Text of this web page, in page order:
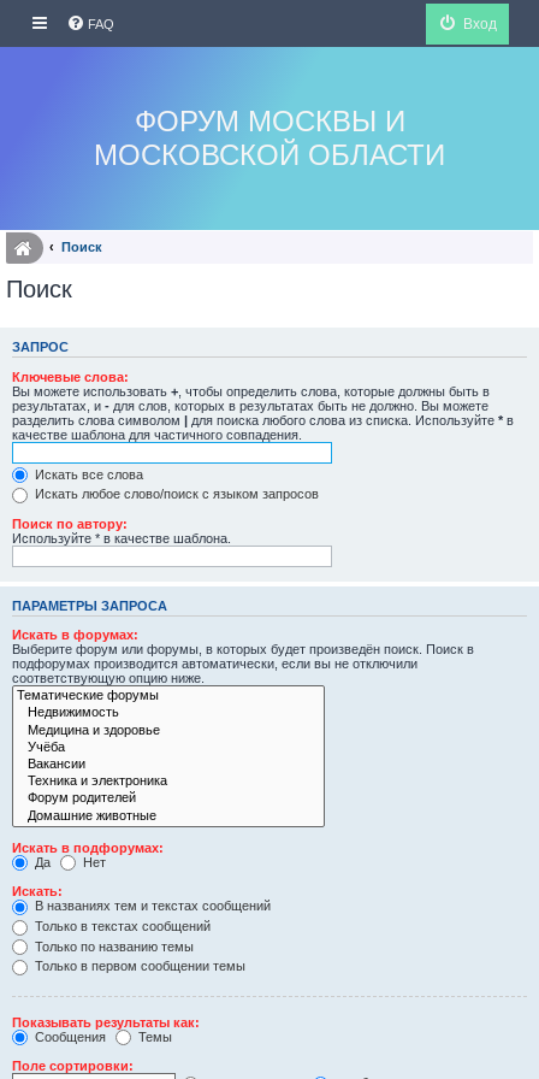
FAQ Вход
ФОРУМ МОСКВЫ И
МОСКОВСКОЙ ОБЛАСТИ
Поиск
Поиск
ЗАПРОС
Ключевые слова:
Вы можете использовать + , чтобы определить слова, которые должны быть в
результатах, и - для слов, которых в результатах быть не должно. Вы можете
разделить слова символом | для поиска любого слова из списка. Используйте * в
качестве шаблона для частичного совпадения.
Искать все слова
Искать любое слово/поиск с языком запросов
Поиск по автору:
Используйте * в качестве шаблона.
ПАРАМЕТРЫ ЗАПРОСА
Искать в форумах:
Выберите форум или форумы, в которых будет произведён поиск. Поиск в
подфорумах производится автоматически, если вы не отключили
соответствующую опцию ниже.
Искать в подфорумах:
Да
Нет
Искать:
В названиях тем и текстах сообщений
Только в текстах сообщений
Только по названию темы
Только в первом сообщении темы
Показывать результаты как:
Сообщения
Темы
Поле сортировки: